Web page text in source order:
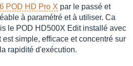
POD HD Pro X par le passé et
à paramétré et à utiliser. Ca
le POD HD500X Edit installé avec
est simple, efficace et concentré sur
rapidité d'exécution.